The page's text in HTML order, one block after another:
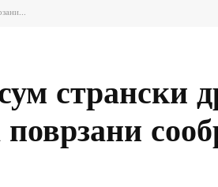
странски